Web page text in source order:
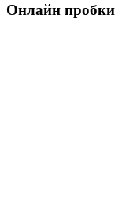
Онлайн пробки